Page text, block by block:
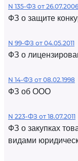
N 135-ФЗ от 26.07.2006
ФЗ о защите
N 99-ФЗ от 04.05.2011
ФЗ о
N 14-ФЗ от 08.02.1998
ФЗ об ООО
N 223-ФЗ от 18.07.2011
ФЗ о закупках
видами